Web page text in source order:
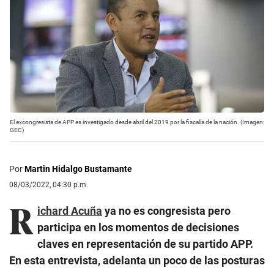
El excongresista de APP es investigado desde abril del 2019 por la fiscalía de la nación. (Imagen:
GEC)
PorMartin Hidalgo Bustamante
08/03/2022, 04:30 p.m.
R ichard Acuña ya no es congresista pero
participa en los momentos de decisiones
claves en representación de su partido APP.
En esta entrevista, adelanta un poco de las posturas